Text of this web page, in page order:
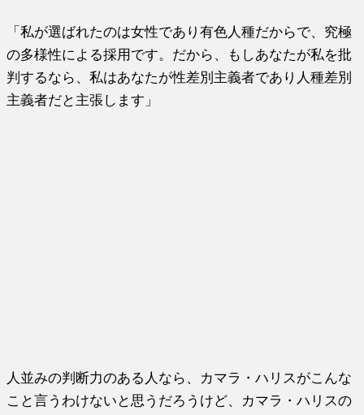
「私が選ばれたのは女性であり有色人種だからで、究極
の多様性による採用です。だから、もしあなたが私を批
判するなら、私はあなたが性差別主義者であり人種差別
主義者だと主張します」
人並みの判断力のある人なら、カマラ・ハリスがこんな
こと言うわけないと思うだろうけど、カマラ・ハリスの